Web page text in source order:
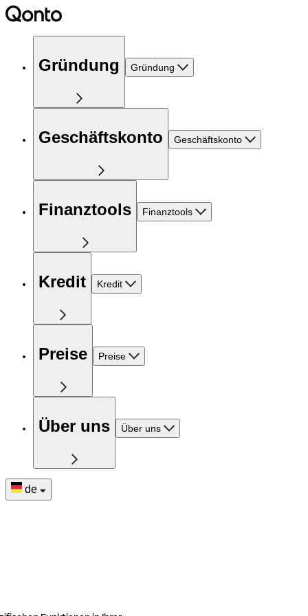
Gründung Gründung
Geschäftskonto Geschäftskonto
Finanztools Finanztools
Kredit Kredit
Preise Preise
Über uns Über uns
de